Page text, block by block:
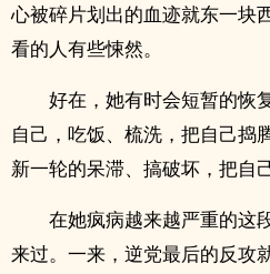
心被碎片划出的血迹就东一块
看的人有些悚然。
好在，她有时会短暂的恢
自己，吃饭、梳洗，把自己捣
新一轮的呆滞、搞破坏，把自
在她疯病越来越严重的这
来过。一来，逆党最后的反攻